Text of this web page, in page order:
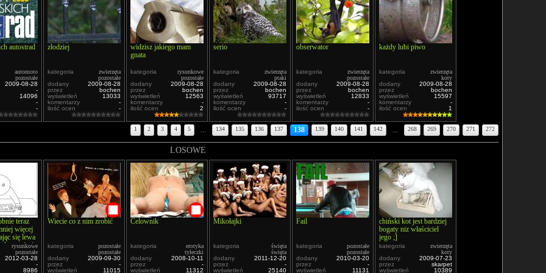
autostrad
automoto
pozostałe
2009-08-28
-
14096
-
-
złodziej
kategoria
zwierzęta
pozostałe
dodany
2009-08-28
przez
bochen
wyświetleń
13033
komentarzy
-
ilość ocen
-
widzisz jakiego mam
gnata
kategoria
rysunkowe
pozostałe
dodany
2009-08-28
przez
bochen
wyświetleń
12563
komentarzy
-
ilość ocen
2
serio
kategoria
zwierzęta
ptaki
dodany
2009-08-28
przez
bochen
wyświetleń
93717
komentarzy
-
ilość ocen
-
obserwator
kategoria
zwierzęta
pozostałe
dodany
2009-08-28
przez
bochen
wyświetleń
12833
komentarzy
-
ilość ocen
-
każdy lubi piwo
kategoria
zwierzęta
koty
dodany
2009-08-28
przez
bochen
wyświetleń
15597
komentarzy
-
ilość ocen
1
1 2 3 4 5 ... 134 135 136 137 138 139 140 141 142 ... 268 269 270 271 272
LOSOWE
teraz
więcej
się lewa
, czyż nie
rysunkowe
pozostałe
2012-03-28
-
8986
Wiecie co z nim zrobić
kategoria
pozostałe
pozostałe
dodany
2009-09-30
przez
-
wyświetleń
11015
Celownik
kategoria
erotyka
tyłeczki
dodany
2008-10-11
przez
-
wyświetleń
11312
Mikołajki
kategoria
święta
święta
dodany
2011-12-20
przez
-
wyświetleń
25140
Fail
kategoria
pozostałe
pozostałe
dodany
2010-03-20
przez
-
wyświetleń
11131
chiński kot jest bardziej
bogaty niz właściciel
jego ;]
kategoria
zwierzęta
koty
dodany
2009-07-23
przez
skarpet
wyświetleń
10389